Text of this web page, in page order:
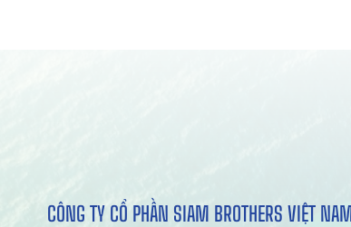
CÔNG TY CỔ PHẦN SIAM BROTHERS VIỆT NAM